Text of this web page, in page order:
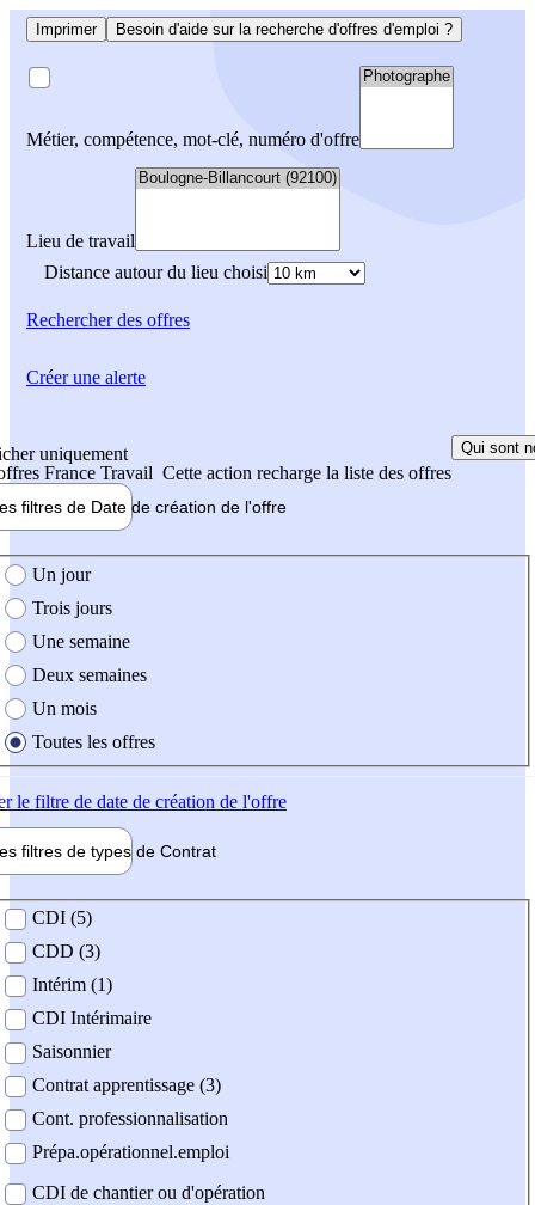
Imprimer Besoin d'aide sur la recherche d'offres d'emploi ?
Métier, compétence, mot-clé, numéro d'offre
Lieu de travail
Distance autour du lieu choisi
Rechercherdes offres
uniquement
France Travail Cette action recharge la liste des offres
Qui sont
filtres de Date de création de l'offre
création de l'offre
Un jour
Trois jours
Une semaine
Deux semaines
Un mois
Toutes les offres
le filtre de date de création de l'offre
filtres de types de Contrat
contrat
CDI (5)
CDD (3)
Intérim (1)
CDI Intérimaire
Saisonnier
Contrat apprentissage (3)
Cont. professionnalisation
Prépa.opérationnel.emploi
CDI de chantier ou d'opération
Créer une alerte